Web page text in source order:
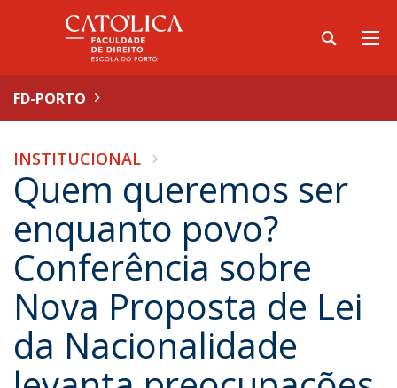
FD-PORTO
INSTITUCIONAL
Quem queremos ser
enquanto povo?
Conferência sobre
Nova Proposta de Lei
da Nacionalidade